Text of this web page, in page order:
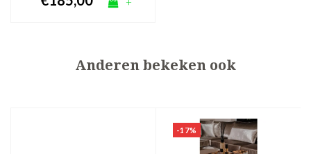
Anderen bekeken ook
-17%